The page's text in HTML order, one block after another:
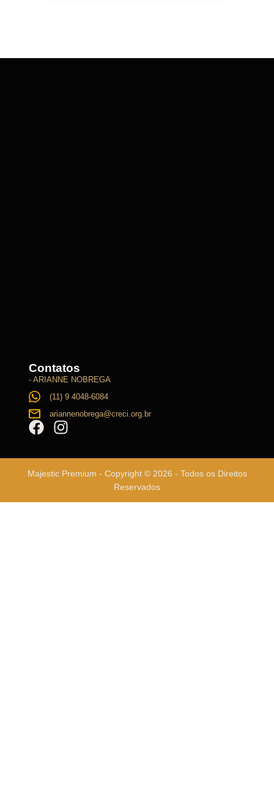
Contatos
- ARIANNE NOBREGA
(11) 9 4048-6084
ariannenobrega@creci.org.br
Majestic Premium - Copyright © 2026 - Todos os Direitos
Reservados